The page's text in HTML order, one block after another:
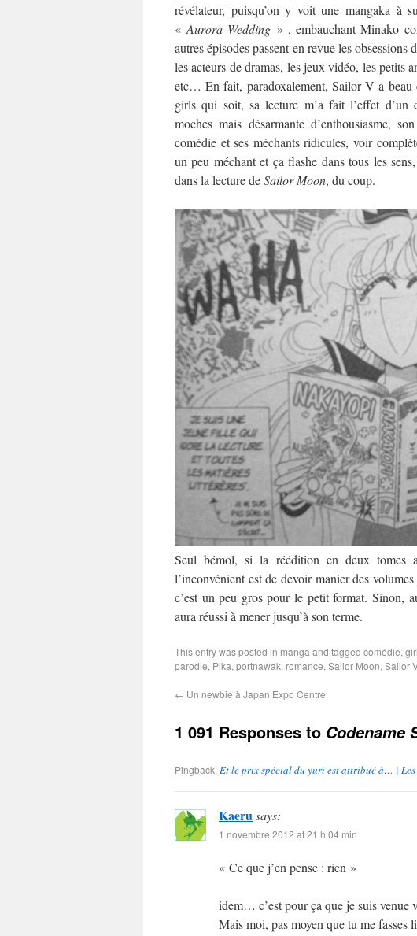
révélateur, puisqu’on y voit une mangaka à
«Aurora Wedding » , embauchant Minako
autres épisodes passent en revue les
les acteurs de dramas, les jeux vidéo, les petits
etc… En fait, paradoxalement, Sailor V a beau
girls qui soit, sa lecture m’a fait l’effet d’un
moches mais désarmante d’enthousiasme,
comédie et ses méchants ridicules, voir
un peu méchant et ça flashe dans tous les
dans la lecture deSailor Moon, du coup.
Seul bémol, si la réédition en deux tomes
l’inconvénient est de devoir manier des
c’est un peu gros pour le petit format. Sinon,
aura réussi à mener jusqu’à son terme.
This entry was posted in manga and tagged comédie,
parodie, Pika, portnawak, romance, Sailor Moon, Sailor V
← Un newbie à Japan Expo Centre
1 091 Responses to Codename
Pingback:Et le prix spécial du yuri est attribué à… |
Kaerusays:
1 novembre 2012 at 21 h 04 min
« Ce que j’en pense : rien »
idem… c’est pour ça que je suis venue
Mais moi, pas moyen que tu me fasses